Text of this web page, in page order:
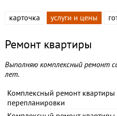
карточка услуги и цены
Ремонт квартиры
Выполняю комплексный ремонт
лет.
Комплексный ремонт квартиры
перепланировки